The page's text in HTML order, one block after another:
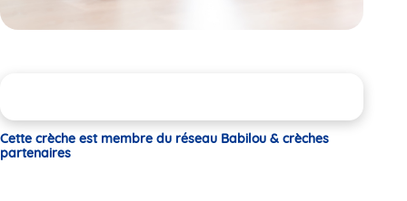
Cette crèche est membre du réseau Babilou & crèches
partenaires